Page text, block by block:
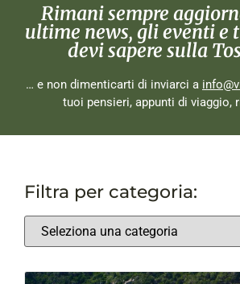
Rimani sempre
ultime news, gli eventi e
devi sapere sulla
… e non dimenticarti di inviarci a
tuoi pensieri, appunti di viaggio,
Filtra per categoria: